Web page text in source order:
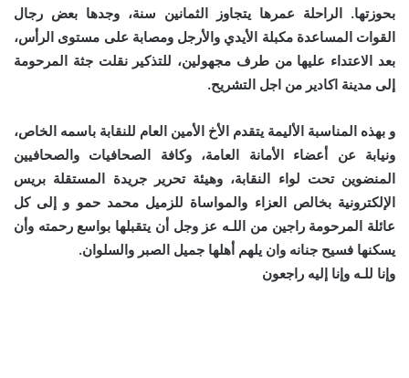
بحوزتها. الراحلة عمرها يتجاوز الثمانين سنة، وجدها بعض رجال
القوات المساعدة مكبلة الأيدي والأرجل ومصابة على مستوى الرأس،
بعد الاعتداء عليها من طرف مجهولين، للتذكير نقلت جثة المرحومة
إلى مدينة اكادير من اجل التشريح.
و بهذه المناسبة الأليمة يتقدم الأخ الأمين العام للنقابة باسمه الخاص،
ونيابة عن أعضاء الأمانة العامة، وكافة الصحافيات والصحافيين
المنضوين تحت لواء النقابة، وهيئة تحرير جريدة المستقلة بريس
الإلكترونية بخالص العزاء والمواساة للزميل محمد حمو و إلى كل
عائلة المرحومة راجين من اللـه عز وجل أن يتقبلها بواسع رحمته وأن
يسكنها فسيح جنانه وان يلهم أهلها جميل الصبر والسلوان.
وإنا للـه وإنا إليه راجعون